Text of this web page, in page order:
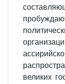
великих